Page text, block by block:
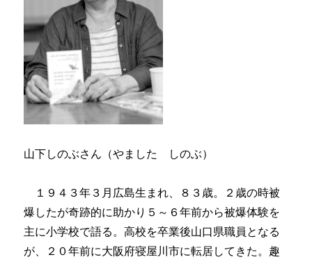
山下しのぶさん（やました しのぶ）
１９４３年３月広島生まれ、８３歳。２歳の時被
爆したが奇跡的に助かり５～６年前から被爆体験を
主に小学校で語る。高校を卒業後山口県職員となる
が、２０年前に大阪府寝屋川市に転居してきた。趣